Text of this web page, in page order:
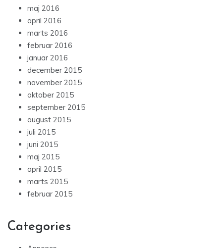
maj 2016
april 2016
marts 2016
februar 2016
januar 2016
december 2015
november 2015
oktober 2015
september 2015
august 2015
juli 2015
juni 2015
maj 2015
april 2015
marts 2015
februar 2015
Categories